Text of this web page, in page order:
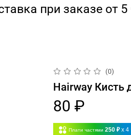
при заказе от 5
(0)
Hairway Кисть
80 ₽
Плати частями 250 ₽ x 4